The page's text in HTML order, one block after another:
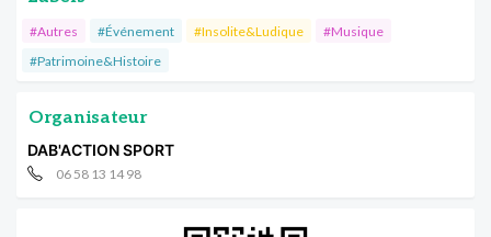
#Autres #Événement #Insolite&Ludique
#Musique
#Patrimoine&Histoire
Organisateur
DAB'ACTION SPORT
06 58 13 14 98